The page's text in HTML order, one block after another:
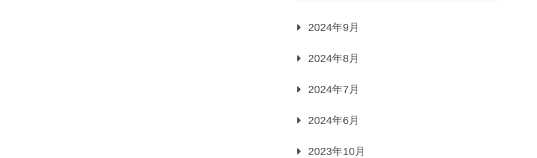
2024年9月
2024年8月
2024年7月
2024年6月
2023年10月